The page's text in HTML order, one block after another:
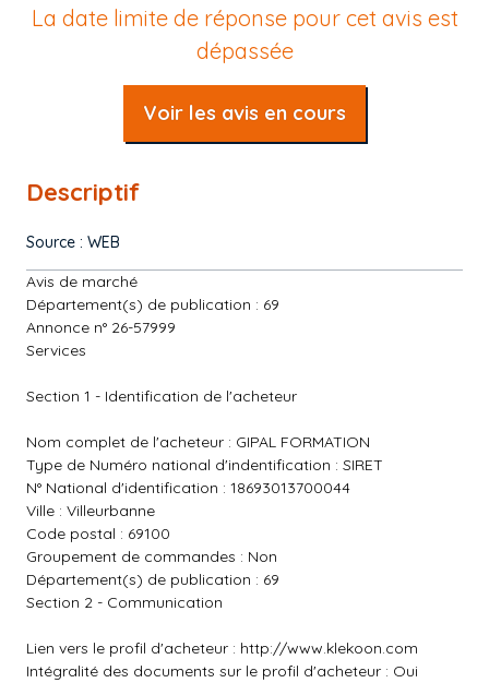
La date limite de réponse pour cet avis est
dépassée
Voir les avis en cours
Descriptif
Source : WEB
Avis de marché
Département(s) de publication : 69
Annonce n° 26-57999
Services
Section 1 - Identification de l'acheteur
Nom complet de l'acheteur : GIPAL FORMATION
Type de Numéro national d'indentification : SIRET
N° National d'identification : 18693013700044
Ville : Villeurbanne
Code postal : 69100
Groupement de commandes : Non
Département(s) de publication : 69
Section 2 - Communication
Lien vers le profil d'acheteur : http://www.klekoon.com
Intégralité des documents sur le profil d'acheteur : Oui